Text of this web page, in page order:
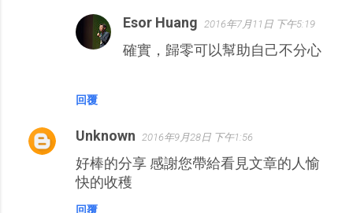
回覆
Esor Huang 2016年7月11日 下午5:19
確實，歸零可以幫助自己不分心
Unknown 2016年9月28日 下午1:56
好棒的分享 感謝您帶給看見文章的人愉
快的收穫
回覆